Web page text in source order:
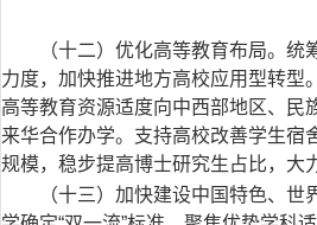
（十二）优化高等教育布局。
力度，加快推进地方高校应用型转型
高等教育资源适度向中西部地区、民
来华合作办学。支持高校改善学生宿
规模，稳步提高博士研究生占比，大
（十三）加快建设中国特色、